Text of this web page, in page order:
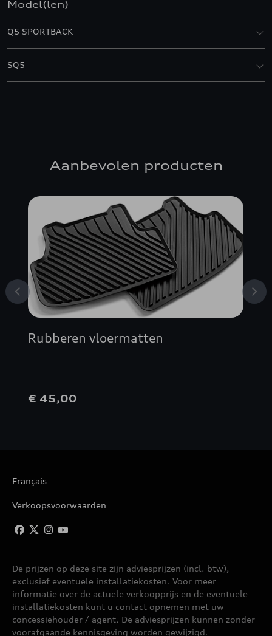
Model(len)
Q5 SPORTBACK
SQ5
Aanbevolen producten
Rubberen vloermatten
€ 45,00
Français
Verkoopsvoorwaarden
De prijzen op deze site zijn adviesprijzen (incl. btw),
exclusief eventuele installatiekosten. Voor meer
informatie over de actuele verkoopprijs en de eventuele
installatiekosten kunt u contact opnemen met uw
concessiehouder / agent. De adviesprijzen kunnen zonder
voorafgaande kennisgeving worden gewijzigd.